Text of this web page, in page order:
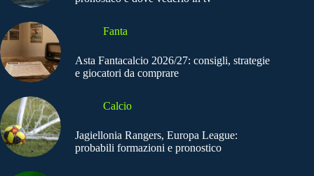
Fanta
Asta Fantacalcio 2026/27: consigli, strategie
e giocatori da comprare
Calcio
Jagiellonia Rangers, Europa League:
probabili formazioni e pronostico